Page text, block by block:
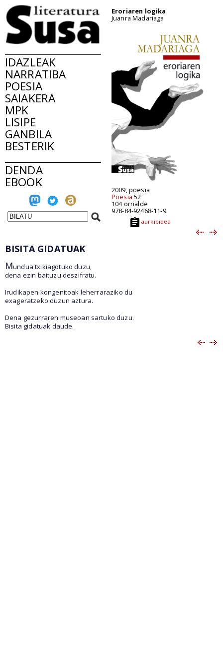
IDAZLEAK
NARRATIBA
POESIA
SAIAKERA
MPK
LISIPE
GANBILA
BESTERIK
DENDA
EBOOK
Eroriaren logika
Juanra Madariaga
2009, poesia
Poesia 52
104 orrialde
978-84-92468-11-9
aurkibidea
BISITA GIDATUAK
Mundua txikiagotuko duzu,
dena ezin baituzu deszifratu.
Irudikapen kongenitoak leherraraziko du
exageratzeko duzun aztura.
Dena gezurraren museoan sartuko duzu.
Bisita gidatuak daude.